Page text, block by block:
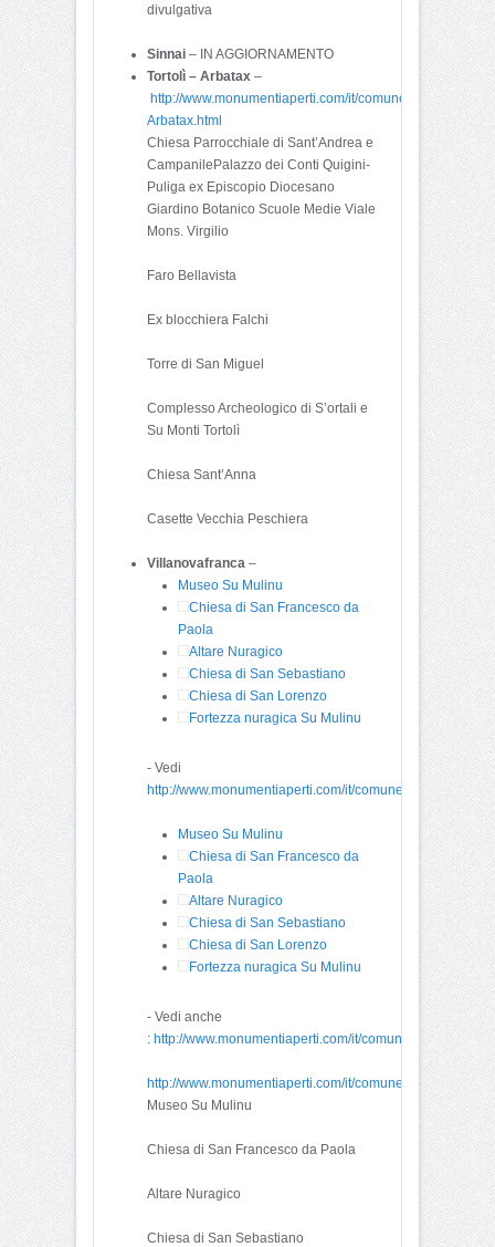
divulgativa
Sinnai – IN AGGIORNAMENTO
Tortolì – Arbatax –
http://www.monumentiaperti.com/it/comune/3565/Tortol-
Arbatax.html
Chiesa Parrocchiale di Sant’Andrea e
CampanilePalazzo dei Conti Quigini-
Puliga ex Episcopio Diocesano
Giardino Botanico Scuole Medie Viale
Mons. Virgilio
Faro Bellavista
Ex blocchiera Falchi
Torre di San Miguel
Complesso Archeologico di S’ortali e
Su Monti Tortolì
Chiesa Sant’Anna
Casette Vecchia Peschiera
Villanovafranca –
Museo Su Mulinu
Chiesa di San Francesco da
Paola
Altare Nuragico
Chiesa di San Sebastiano
Chiesa di San Lorenzo
Fortezza nuragica Su Mulinu
- Vedi
http://www.monumentiaperti.com/it/comune/416/
Museo Su Mulinu
Chiesa di San Francesco da
Paola
Altare Nuragico
Chiesa di San Sebastiano
Chiesa di San Lorenzo
Fortezza nuragica Su Mulinu
- Vedi anche
:http://www.monumentiaperti.com/it/comune/416/
http://www.monumentiaperti.com/it/comune/416/
Museo Su Mulinu
Chiesa di San Francesco da Paola
Altare Nuragico
Chiesa di San Sebastiano